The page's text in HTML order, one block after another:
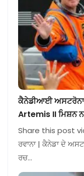
ਕੈਨੇਡੀਆਈ
Artemis II ਮਿਸ਼ਨ
Share this post
ਰਵਾਨਾ | ਕੈਨੇਡਾ ਦੇ
ਰਚ…